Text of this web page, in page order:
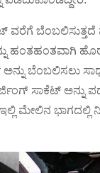
ಬೆಂಬಲಿಸುತ್ತದೆ
ಹಂತಹಂತವಾಗಿ
ಬೆಂಬಲಿಸಲು
ಸಾಕೆಟ್ ಅನ್ನು
ಮೇಲಿನ ಭಾಗದಲ್ಲಿ